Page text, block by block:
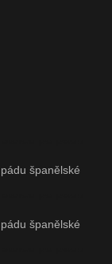
španělské
španělské